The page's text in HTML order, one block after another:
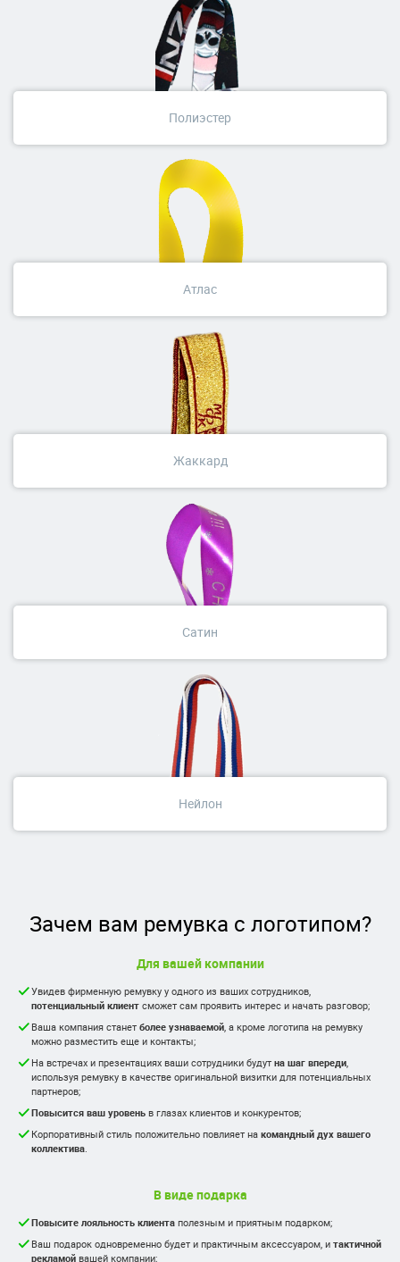
Полиэстер
Атлас
Жаккард
Сатин
Нейлон
Зачем вам ремувка с логотипом?
Для вашей компании
Увидев фирменную ремувку у одного из ваших сотрудников,
потенциальный клиент сможет сам проявить интерес и начать разговор;
Ваша компания станет более узнаваемой, а кроме логотипа на ремувку
можно разместить еще и контакты;
На встречах и презентациях ваши сотрудники будут на шаг впереди,
используя ремувку в качестве оригинальной визитки для потенциальных
партнеров;
Повысится ваш уровень в глазах клиентов и конкурентов;
Корпоративный стиль положительно повлияет на командный дух вашего
коллектива.
В виде подарка
Повысите лояльность клиента полезным и приятным подарком;
Ваш подарок одновременно будет и практичным аксессуаром, и тактичной
рекламой вашей компании;